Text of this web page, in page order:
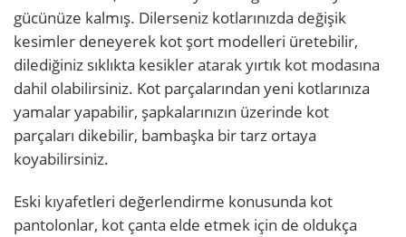
gücünüze kalmış. Dilerseniz kotlarınızda değişik
kesimler deneyerek kot şort modelleri üretebilir,
dilediğiniz sıklıkta kesikler atarak yırtık kot modasına
dahil olabilirsiniz. Kot parçalarından yeni kotlarınıza
yamalar yapabilir, şapkalarınızın üzerinde kot
parçaları dikebilir, bambaşka bir tarz ortaya
koyabilirsiniz.
Eski kıyafetleri değerlendirme konusunda kot
pantolonlar, kot çanta elde etmek için de oldukça